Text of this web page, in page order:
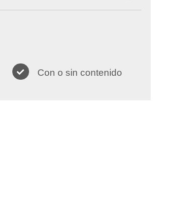
Con o sin contenido